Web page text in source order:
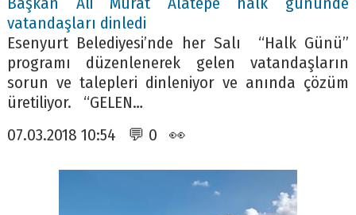
vatandaşları dinledi
Esenyurt Belediyesi’nde her Salı “Halk Günü”
programı düzenlenerek gelen vatandaşların
sorun ve talepleri dinleniyor ve anında çözüm
üretiliyor. “GELEN…
07.03.2018 10:54 💬 0 👀